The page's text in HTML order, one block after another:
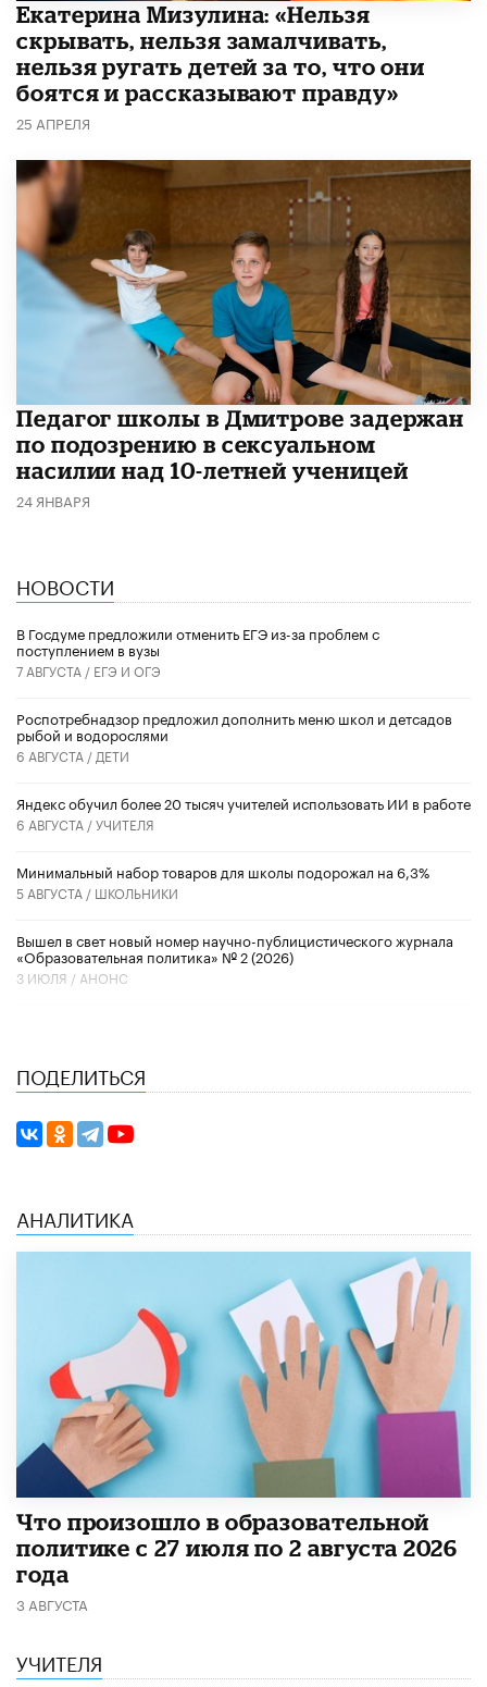
Екатерина Мизулина: «Нельзя
скрывать, нельзя замалчивать,
нельзя ругать детей за то, что они
боятся и рассказывают правду»
25 АПРЕЛЯ
Педагог школы в Дмитрове задержан
по подозрению в сексуальном
насилии над 10-летней ученицей
24 ЯНВАРЯ
НОВОСТИ
В Госдуме предложили отменить ЕГЭ из-за проблем с
поступлением в вузы
7 АВГУСТА / ЕГЭ И ОГЭ
Роспотребнадзор предложил дополнить меню школ и детсадов
рыбой и водорослями
6 АВГУСТА / ДЕТИ
​Яндекс обучил более 20 тысяч учителей использовать ИИ в работе
6 АВГУСТА /УЧИТЕЛЯ
Минимальный набор товаров для школы подорожал на 6,3%
5 АВГУСТА / ШКОЛЬНИКИ
Вышел в свет новый номер научно-публицистического журнала
«Образовательная политика» № 2 (2026)
3 ИЮЛЯ / АНОНС
ПОДЕЛИТЬСЯ
АНАЛИТИКА
​Что произошло в образовательной
политике с 27 июля по 2 августа 2026
года
3 АВГУСТА
УЧИТЕЛЯ